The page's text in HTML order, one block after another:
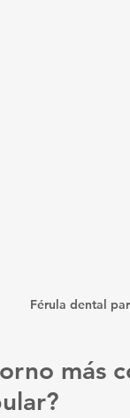
Férula dental
más